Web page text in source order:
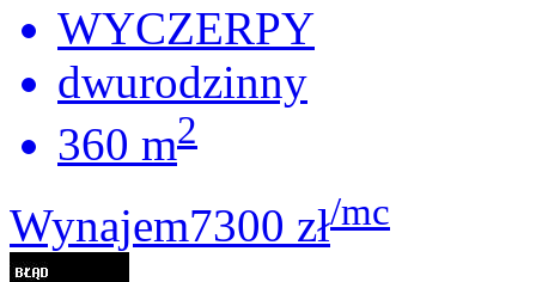
WYCZERPY
dwurodzinny
360 m2
Wynajem7300 zł/mc